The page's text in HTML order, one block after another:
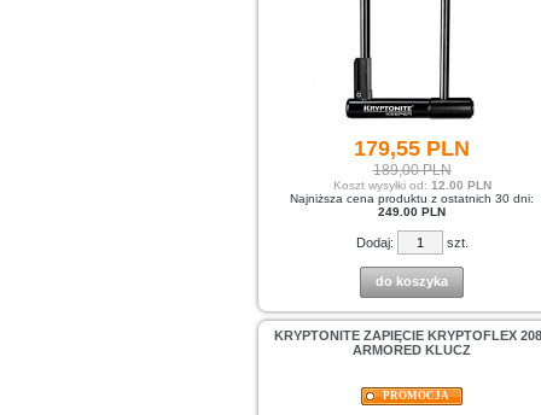
179,55 PLN
189,00 PLN
Koszt wysyłki od: 12.00 PLN
Najniższa cena produktu z ostatnich 30 dni:
249.00 PLN
Dodaj: szt.
do koszyka
KRYPTONITE ZAPIĘCIE KRYPTOFLEX
ARMORED KLUCZ
PROMOCJA